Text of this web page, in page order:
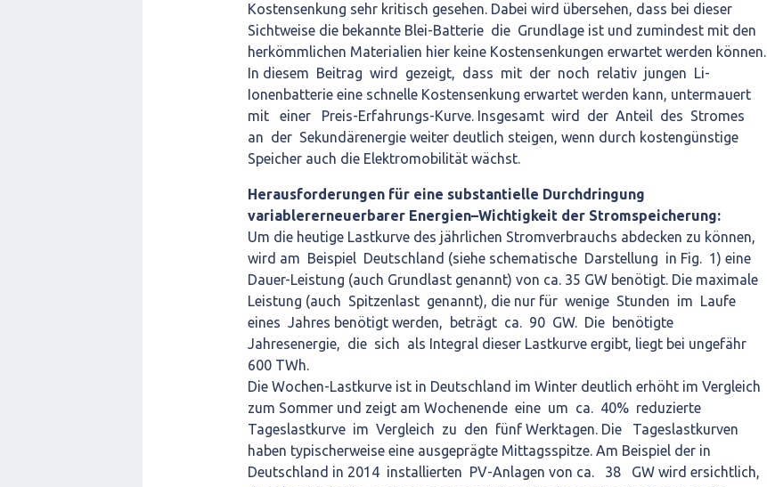
Kostensenkung sehr kritisch gesehen. Dabei wird übersehen, dass bei dieser
Sichtweise die bekannte Blei-Batterie die Grundlage ist und zumindest mit den
herkömmlichen Materialien hier keine Kostensenkungen erwartet werden können.
In diesem Beitrag wird gezeigt, dass mit der noch relativ jungen Li-
Ionenbatterie eine schnelle Kostensenkung erwartet werden kann, untermauert
mit einer Preis-Erfahrungs-Kurve. Insgesamt wird der Anteil des Stromes
an der Sekundärenergie weiter deutlich steigen, wenn durch kostengünstige
Speicher auch die Elektromobilität wächst.
Herausforderungen für eine substantielle Durchdringung
variablererneuerbarer Energien–Wichtigkeit der Stromspeicherung:
Um die heutige Lastkurve des jährlichen Stromverbrauchs abdecken zu können,
wird am Beispiel Deutschland (siehe schematische Darstellung in Fig. 1) eine
Dauer-Leistung (auch Grundlast genannt) von ca. 35 GW benötigt. Die maximale
Leistung (auch Spitzenlast genannt), die nur für wenige Stunden im Laufe
eines Jahres benötigt werden, beträgt ca. 90 GW. Die benötigte
Jahresenergie, die sich als Integral dieser Lastkurve ergibt, liegt bei ungefähr
600 TWh.
Die Wochen-Lastkurve ist in Deutschland im Winter deutlich erhöht im Vergleich
zum Sommer und zeigt am Wochenende eine um ca. 40% reduzierte
Tageslastkurve im Vergleich zu den fünf Werktagen. Die Tageslastkurven
haben typischerweise eine ausgeprägte Mittagsspitze. Am Beispiel der in
Deutschland in 2014 installierten PV-Anlagen von ca. 38 GW wird ersichtlich,